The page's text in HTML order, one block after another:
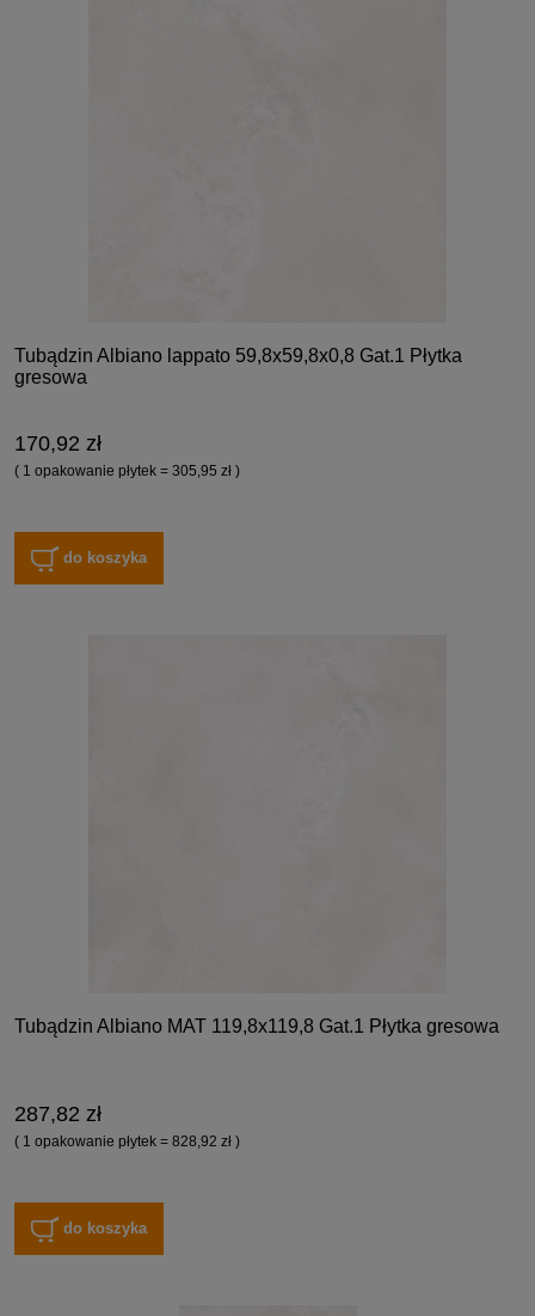
Tubądzin Albiano lappato 59,8x59,8x0,8 Gat.1 Płytka
gresowa
170,92 zł
( 1 opakowanie płytek = 305,95 zł )
do koszyka
Tubądzin Albiano MAT 119,8x119,8 Gat.1 Płytka gresowa
287,82 zł
( 1 opakowanie płytek = 828,92 zł )
do koszyka